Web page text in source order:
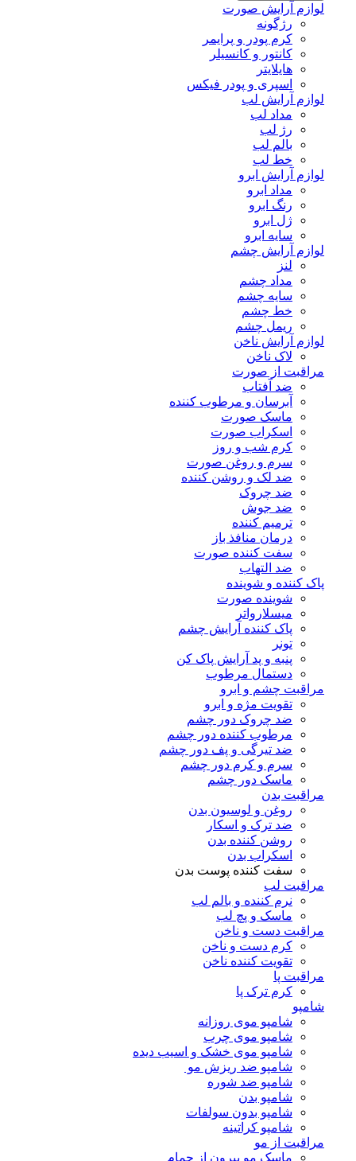
لوازم آرایش صورت
رژگونه
کرم پودر و پرایمر
کانتور و کانسیلر
هایلایتر
اسپری و پودر فیکس
لوازم آرایش لب
مداد لب
رژ لب
بالم لب
خط لب
لوازم آرایش ابرو
مداد ابرو
رنگ ابرو
ژل ابرو
سایه ابرو
لوازم آرایش چشم
لنز
مداد چشم
سایه چشم
خط چشم
ریمل چشم
لوازم آرایش ناخن
لاک ناخن
مراقبت از صورت
ضد آفتاب
آبرسان و مرطوب کننده
ماسک صورت
اسکراب صورت
کرم شب و روز
سرم و روغن صورت
ضد لک و روشن کننده
ضد چروک
ضد جوش
ترمیم کننده
درمان منافذ باز
سفت کننده صورت
ضد التهاب
پاک کننده و شوینده
شوینده صورت
میسلارواتر
پاک کننده آرایش چشم
تونر
پنبه و پد آرایش پاک کن
دستمال مرطوب
مراقبت چشم و ابرو
تقویت مژه و ابرو
ضد چروک دور چشم
مرطوب کننده دور چشم
ضد تیرگی و پف دور چشم
سرم و کرم دور چشم
ماسک دور چشم
مراقبت بدن
روغن و لوسیون بدن
ضد ترک و اسکار
روشن کننده بدن
اسکراب بدن
سفت کننده پوست بدن
مراقبت لب
نرم کننده و بالم لب
ماسک و پچ لب
مراقبت دست و ناخن
کرم دست و ناخن
تقویت کننده ناخن
مراقبت پا
کرم ترک پا
شامپو
شامپو موی روزانه
شامپو موی چرب
شامپو موی خشک و اسیب دیده
شامپو ضد ریزش مو
شامپو ضد شوره
شامپو بدن
شامپو بدون سولفات
شامپو کراتینه
مراقبت از مو
ماسک مو بیرون از حمام